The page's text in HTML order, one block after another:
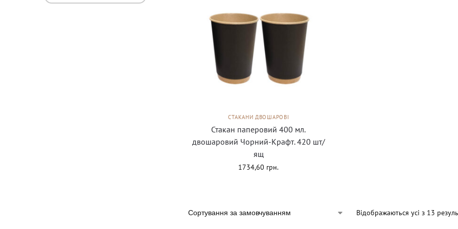
СТАКАНИ ДВОШАРОВІ
Стакан паперовий 400 мл.
двошаровий Чорний-Крафт. 420 шт/
ящ
1734,60 грн.
Відображаються усі з 13